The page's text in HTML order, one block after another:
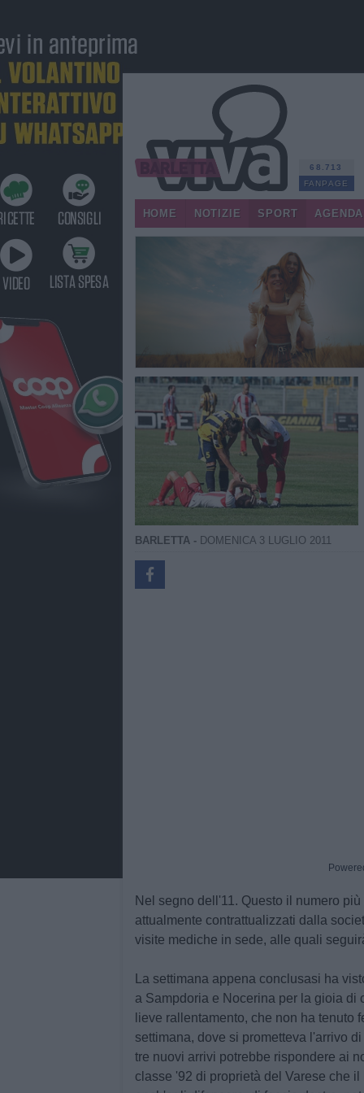
68.713
FANPAGE
HOME NOTIZIE SPORT AGENDA
BARLETTA - DOMENICA 3 LUGLIO 2011
Nel segno dell'11. Questo il numero
attualmente contrattualizzati dalla
visite mediche in sede, alle quali
La settimana appena conclusasi ha
a Sampdoria e Nocerina per la gioia di
lieve rallentamento, che non ha tenuto
settimana, dove si prometteva l'arrivo
tre nuovi arrivi potrebbe rispondere ai
classe '92 di proprietà del Varese che